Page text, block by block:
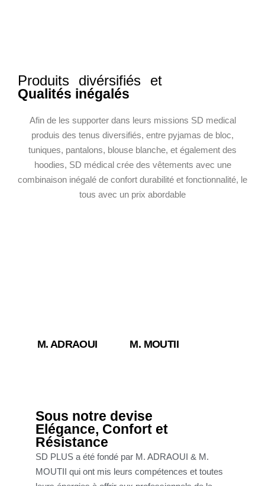
Produits divérsifiés et
Qualités inégalés
Afin de les supporter dans leurs missions SD medical
produis des tenus diversifiés, entre pyjamas de bloc,
tuniques, pantalons, blouse blanche, et également des
hoodies, SD médical crée des vêtements avec une
combinaison inégalé de confort durabilité et fonctionnalité, le
tous avec un prix abordable
M. ADRAOUI M. MOUTII
Sous notre devise
Elégance, Confort et
Résistance
SD PLUS a été fondé par M. ADRAOUI & M.
MOUTII qui ont mis leurs compétences et toutes